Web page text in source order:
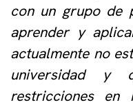
con un grupo de
aprender y
actualmente no
universidad y
restricciones en